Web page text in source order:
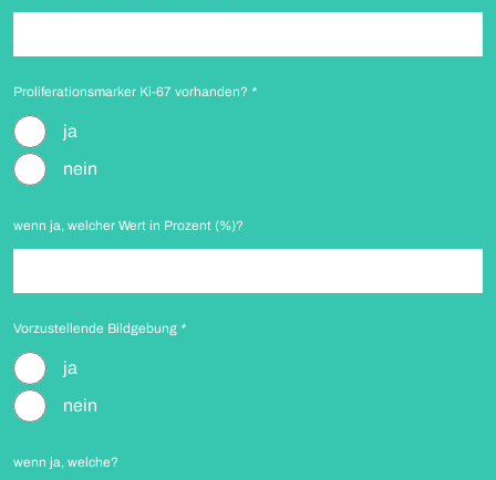
Proliferationsmarker Ki-67 vorhanden? *
ja
nein
wenn ja, welcher Wert in Prozent (%)?
Vorzustellende Bildgebung *
ja
nein
wenn ja, welche?